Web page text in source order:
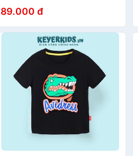
Quần Kaki SZ43
89.000 đ